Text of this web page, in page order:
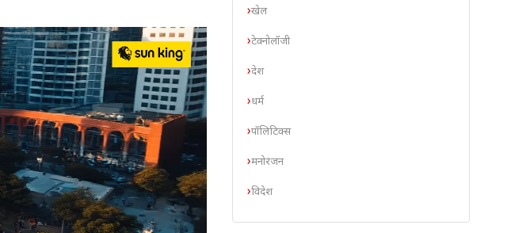
खेल
टेक्नोलॉजी
देश
धर्म
पॉलिटिक्स
मनोरंजन
विदेश